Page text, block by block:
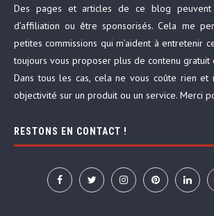
Des pages et articles de ce blog peuvent
d’affiliation ou être sponsorisés. Cela me
petites commissions qui m’aident à entretenir
toujours vous proposer plus de contenu gratuit
Dans tous les cas, cela ne vous coûte rien et
objectivité sur un produit ou un service. Merci
RESTONS EN CONTACT !